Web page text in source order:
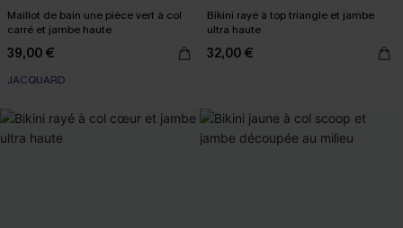
Maillot de bain une pièce vert à col
carré et jambe haute
39,00 €
JACQUARD
Bikini rayé à top triangle et jambe
ultra haute
32,00 €